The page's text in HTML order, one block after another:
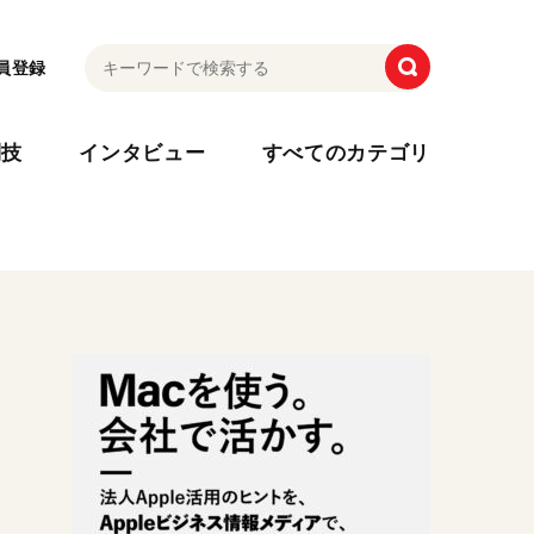
登録
インタビュー すべてのカテゴリ